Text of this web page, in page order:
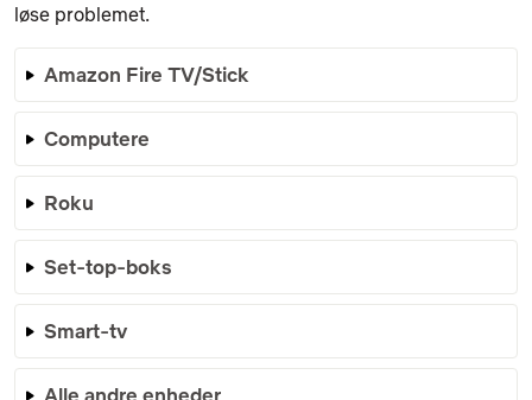
løse problemet.
Amazon Fire TV/Stick
Computere
Roku
Set-top-boks
Smart-tv
Alle andre enheder